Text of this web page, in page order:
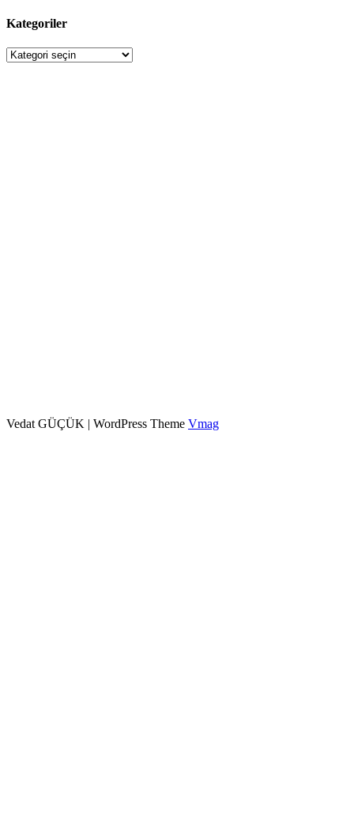
Kategoriler
Kategoriler
Vedat GÜÇÜK | WordPress Theme Vmag